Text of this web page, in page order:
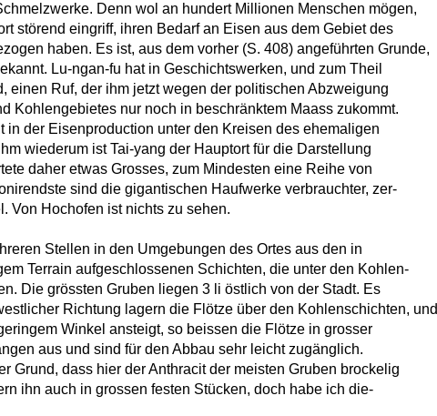
Denn wol an hundert Millionen Menschen mögen,
störend eingriff, ihren Bedarf an Eisen aus dem Gebiet des
haben. Es ist, aus dem vorher (S. 408) angeführten Grunde,
Lu-ngan-fu hat in Geschichtswerken, und zum Theil
einen Ruf, der ihm jetzt wegen der politischen Abzweigung
Kohlengebietes nur noch in beschränktem Maass zukommt.
in der Eisenproduction unter den Kreisen des ehemaligen
wiederum ist Tai-yang der Hauptort für die Darstellung
daher etwas Grosses, zum Mindesten eine Reihe von
sind die gigantischen Haufwerke verbrauchter, zer-
Von Hochofen ist nichts zu sehen.
Stellen in den Umgebungen des Ortes aus den in
Terrain aufgeschlossenen Schichten, die unter den Kohlen-
Die grössten Gruben liegen 3 li östlich von der Stadt. Es
Richtung lagern die Flötze über den Kohlenschichten, und
Winkel ansteigt, so beissen die Flötze in grosser
aus und sind für den Abbau sehr leicht zugänglich.
Grund, dass hier der Anthracit der meisten Gruben brockelig
ihn auch in grossen festen Stücken, doch habe ich die-